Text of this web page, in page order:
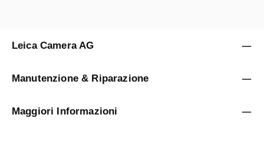
Leica Camera AG
Manutenzione & Riparazione
Maggiori Informazioni